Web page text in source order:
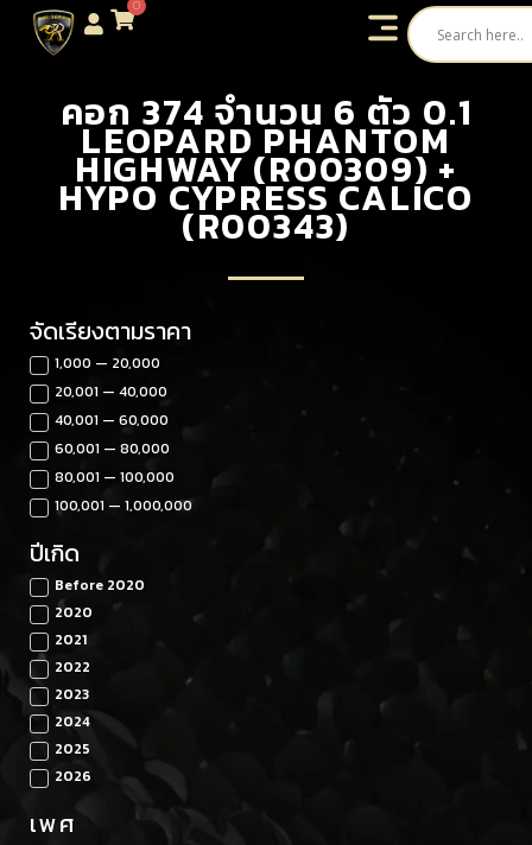
0
คอก 374 จำนวน 6 ตัว 0.1
LEOPARD PHANTOM
HIGHWAY (R00309) +
HYPO CYPRESS CALICO
(R00343)
จัดเรียงตามราคา
1,000 — 20,000
20,001 — 40,000
40,001 — 60,000
60,001 — 80,000
80,001 — 100,000
100,001 — 1,000,000
ปีเกิด
Before 2020
2020
2021
2022
2023
2024
2025
2026
เพศ